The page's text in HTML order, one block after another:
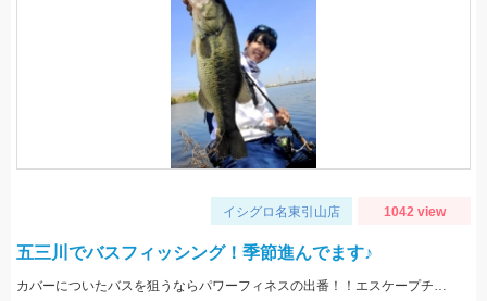
イシグロ名東引山店 1042 view
五三川でバスフィッシング！季節進んでます♪
カバーについたバスを狙うならパワーフィネスの出番！！エスケープチビツインがオススメです♪